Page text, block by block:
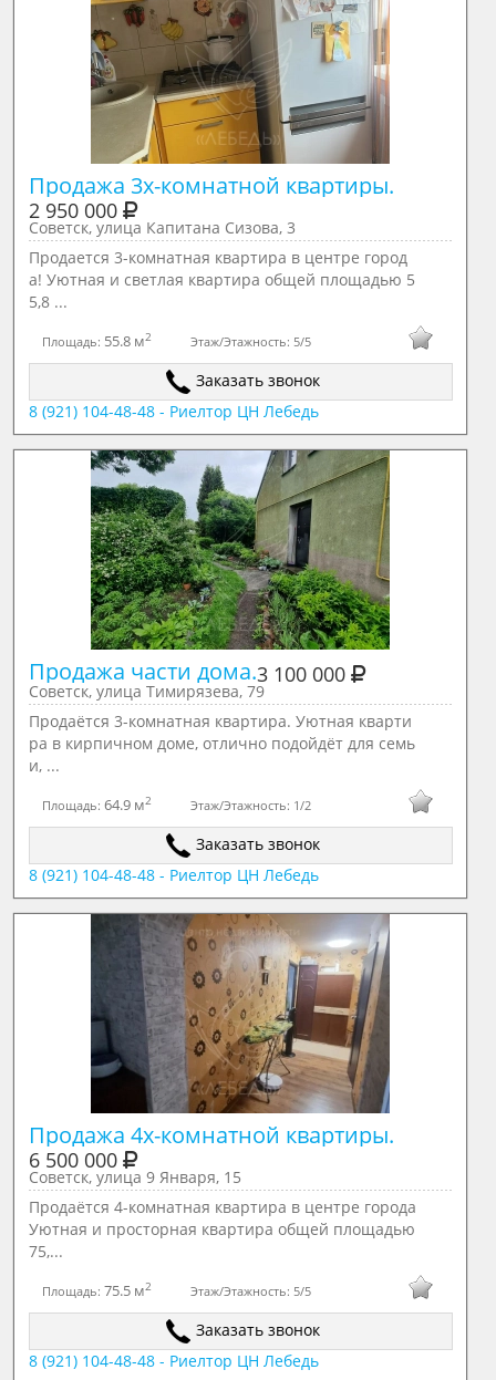
Продажа 3х-комнатной квартиры.
2 950 000
Советск, улица Капитана Сизова, 3
Продается 3-комнатная квартира в центре город
а! Уютная и светлая квартира общей площадью 5
5,8 ...
Площадь: 55.8 м2 Этаж/Этажность: 5/5
Заказать звонок
8 (921) 104-48-48 - Риелтор ЦН Лебедь
Продажа части дома.3 100 000
Советск, улица Тимирязева, 79
Продаётся 3-комнатная квартира. Уютная кварти
ра в кирпичном доме, отлично подойдёт для семь
и, ...
Площадь:64.9 м2 Этаж/Этажность: 1/2
Заказать звонок
8 (921) 104-48-48 - Риелтор ЦН Лебедь
Продажа 4х-комнатной квартиры.
6 500 000
Советск, улица 9 Января, 15
Продаётся 4-комнатная квартира в центре города
Уютная и просторная квартира общей площадью
75,...
Площадь:75.5 м2 Этаж/Этажность: 5/5
Заказать звонок
8 (921) 104-48-48 - Риелтор ЦН Лебедь